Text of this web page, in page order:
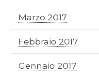
Marzo 2017
Febbraio 2017
Gennaio 2017